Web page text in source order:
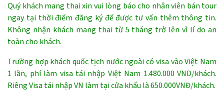
Quý khách mang thai xin vui lòng báo cho nhân viên bán tour
ngay tại thời điểm đăng ký để được tư vấn thêm thông tin.
Không nhận khách mang thai từ 5 tháng trở lên vì lí do an
toàn cho khách.
Trường hợp khách quốc tịch nước ngoài có visa vào Việt Nam
1 lần, phí làm visa tái nhập Việt Nam 1.480.000 VND/khách.
Riêng Visa tái nhập VN làm tại cửa khẩu là 650.000VNĐ/khách.